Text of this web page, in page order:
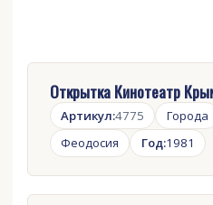
Открытка Кинотеатр
Артикул:4775 Города
Феодосия
Год:1981